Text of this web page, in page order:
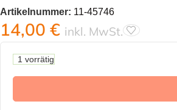
Artikelnummer: 11-45746
14,00 € inkl. MwSt.
1 vorrätig